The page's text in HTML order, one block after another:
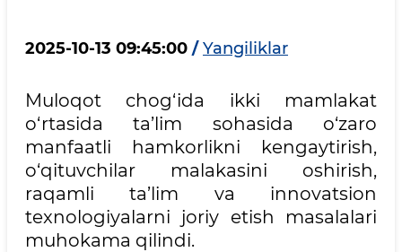
2025-10-13 09:45:00 / Yangiliklar
Muloqot chog‘ida ikki mamlakat
o‘rtasida ta’lim sohasida o‘zaro
manfaatli hamkorlikni kengaytirish,
o‘qituvchilar malakasini oshirish,
raqamli ta’lim va innovatsion
texnologiyalarni joriy etish masalalari
muhokama qilindi.